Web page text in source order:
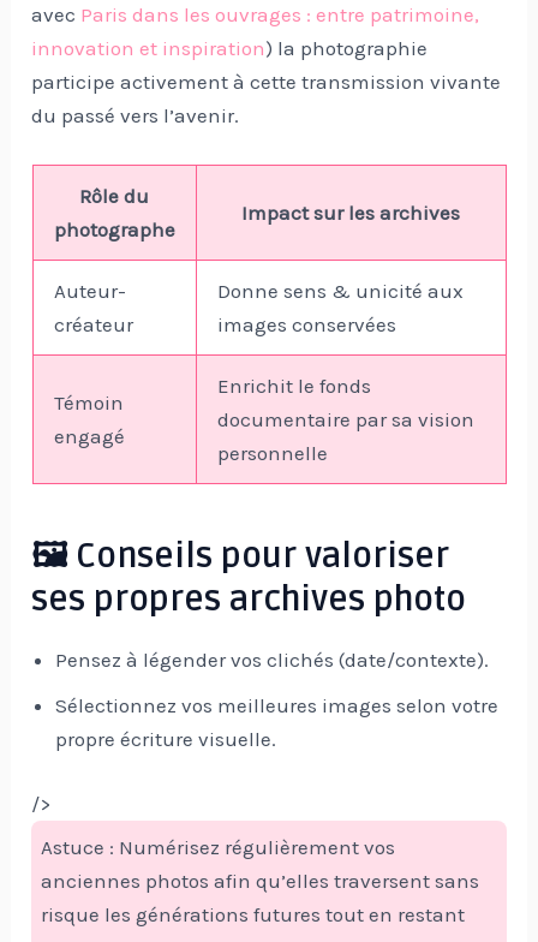
avec Paris dans les ouvrages : entre patrimoine,
innovation et inspiration) la photographie
participe activement à cette transmission vivante
du passé vers l’avenir.
Rôle du
photographe
Impact sur les archives
Auteur-
créateur
Donne sens & unicité aux
images conservées
Témoin
engagé
Enrichit le fonds
documentaire par sa vision
personnelle
🖼️ Conseils pour valoriser
ses propres archives photo
Pensez à légender vos clichés (date/contexte).
Sélectionnez vos meilleures images selon votre
propre écriture visuelle.
/>
Astuce : Numérisez régulièrement vos
anciennes photos afin qu’elles traversent sans
risque les générations futures tout en restant